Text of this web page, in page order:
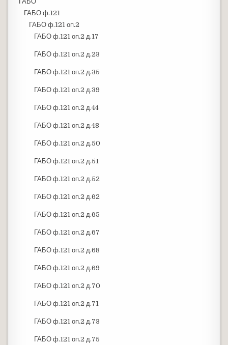
ГАБО ф.121
ГАБО ф.121 оп.2
ГАБО ф.121 оп.2 д.17
ГАБО ф.121 оп.2 д.23
ГАБО ф.121 оп.2 д.35
ГАБО ф.121 оп.2 д.39
ГАБО ф.121 оп.2 д.44
ГАБО ф.121 оп.2 д.48
ГАБО ф.121 оп.2 д.50
ГАБО ф.121 оп.2 д.51
ГАБО ф.121 оп.2 д.52
ГАБО ф.121 оп.2 д.62
ГАБО ф.121 оп.2 д.65
ГАБО ф.121 оп.2 д.67
ГАБО ф.121 оп.2 д.68
ГАБО ф.121 оп.2 д.69
ГАБО ф.121 оп.2 д.70
ГАБО ф.121 оп.2 д.71
ГАБО ф.121 оп.2 д.73
ГАБО ф.121 оп.2 д.75